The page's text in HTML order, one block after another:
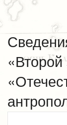
«Второй